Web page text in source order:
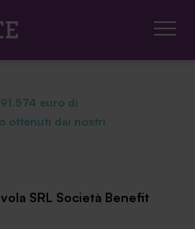
euro di
ottenuti dai nostri
SRL Società Benefit